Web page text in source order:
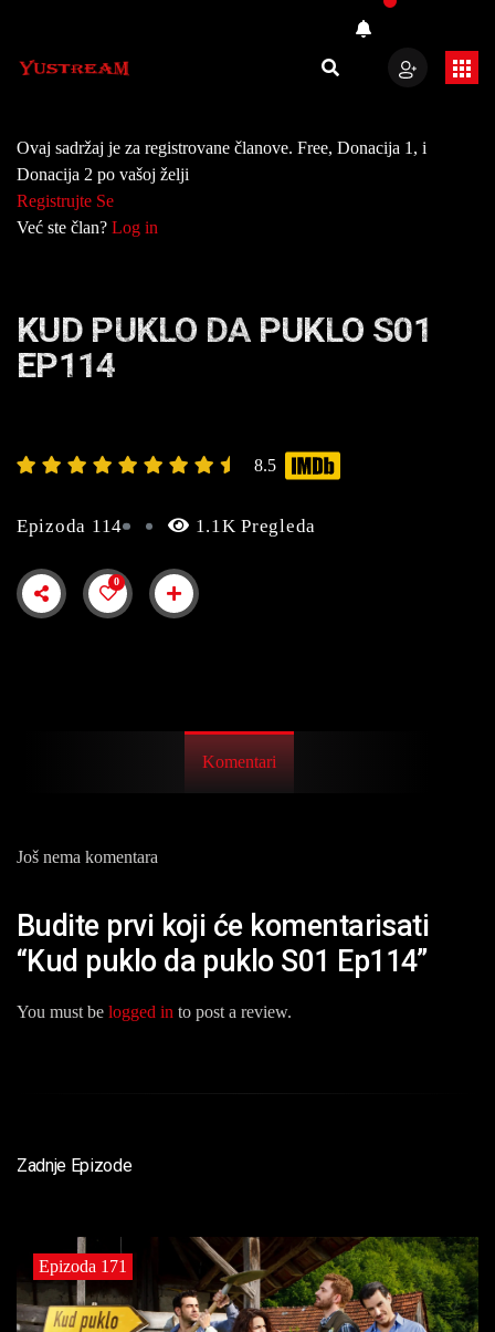
Ovaj sadržaj je za registrovane članove. Free, Donacija 1, i
Donacija 2 po vašoj želji
Registrujte Se
Već ste član? Log in
KUD PUKLO DA PUKLO S01
EP114
8.5
Epizoda 114 1.1K Pregleda
0
Komentari
Još nema komentara
Budite prvi koji će komentarisati
“Kud puklo da puklo S01 Ep114”
You must be logged in to post a review.
Zadnje Epizode
Epizoda 171